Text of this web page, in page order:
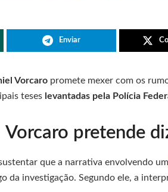
Enviar
Vorcaro promete mexer com os
teses levantadas pela Polícia
pretende
que a narrativa envolvendo um
da investigação. Segundo ele, a